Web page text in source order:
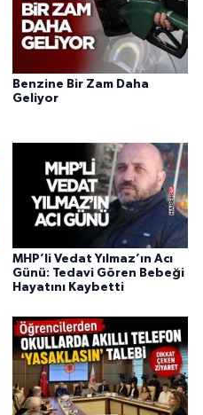
Benzine Bir Zam Daha
Geliyor
MHP’li Vedat Yılmaz’ın Acı
Günü: Tedavi Gören Bebeği
Hayatını Kaybetti